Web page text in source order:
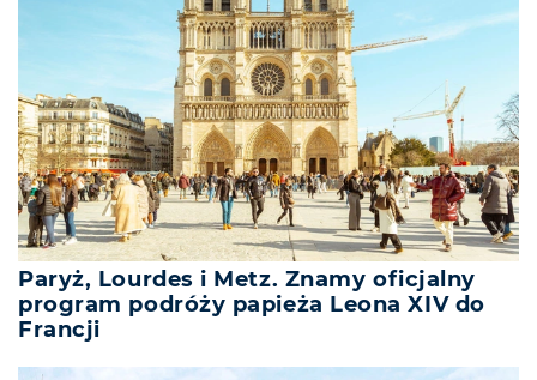
Paryż, Lourdes i Metz. Znamy oficjalny
program podróży papieża Leona XIV do
Francji